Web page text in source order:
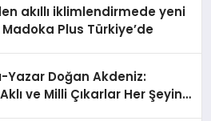
akıllı iklimlendirmede yeni
Plus Türkiye’de
Yazar Doğan Akdeniz:
ve Milli Çıkarlar Her Şeyin